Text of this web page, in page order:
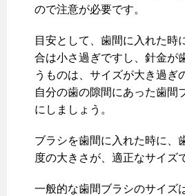
ので注意が必要です。
目安として、歯間に入れた時
合は小さ過ぎですし、針金が
うものは、サイズが大き過ぎ
自分の歯の隙間にあった歯間
にしましょう。
ブラシを歯間に入れた時に、
度の大きさが、適正なサイズ
一般的な歯間ブラシのサイズ